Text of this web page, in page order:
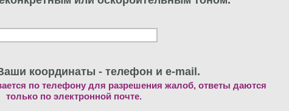
координаты - телефон и e-mail.
по телефону для разрешения жалоб, ответы даются
только по электронной почте.